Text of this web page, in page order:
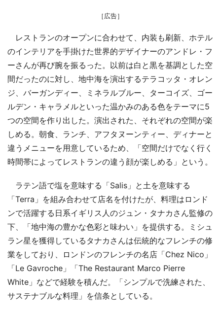
［広告］
レストランのオープンに合わせて、内装も刷新、ホテル
のインテリアを手掛けた世界的デザイナーのアンドレ・フ
ーさんが再び腕を振るった。以前は白と黒を基調とした空
間だったのに対し、地中海を演出するテラコッタ・オレン
ジ、バーガンディー、ミネラルブルー、ターコイズ、ゴー
ルデン・キャラメルといった温かみのある色をテーマに5
つの空間を作り出した。演出された、それぞれの空間が楽
しめる。朝食、ランチ、アフタヌーンティー、ディナーと
違うメニューを用意しているため、「空間だけでなく行く
時間帯によってレストランの違う顔が楽しめる」という。
ラテン語で塩を意味する「Salis」と土を意味する
「Terra」を組み合わせて店名を付けたが、料理はロンド
ンで活躍する日系イギリス人のジュン・タナカさん監修の
下、「地中海の豊かな色彩と味わい」を提供する。ミシュ
ラン星を獲得しているタナカさんは伝統的なフレンチの修
業をしており、ロンドンのフレンチの名店「Chez Nico」
「Le Gavroche」「The Restaurant Marco Pierre
White」などで経験を積んだ。「シンプルで洗練された、
サステナブルな料理」を信条としている。